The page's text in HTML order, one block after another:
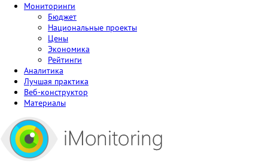
Мониторинги
Бюджет
Национальные проекты
Цены
Экономика
Рейтинги
Аналитика
Лучшая практика
Веб-конструктор
Материалы